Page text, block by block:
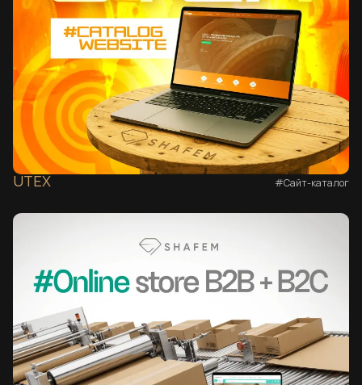
UTEX #Сайт-каталог